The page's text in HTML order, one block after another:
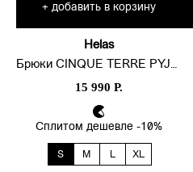
+ добавить в корзину
Helas
Брюки CINQUE TERRE PYJAMA
15 990 Р.
Сплитом дешевле -10%
S M L XL